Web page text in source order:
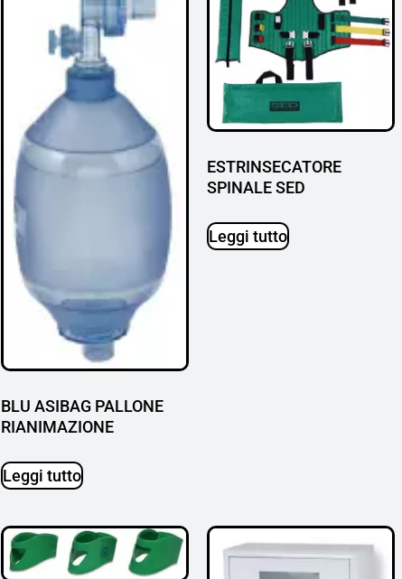
BLU ASIBAG PALLONE
RIANIMAZIONE
Leggi tutto
ESTRINSECATORE
SPINALE SED
Leggi tutto